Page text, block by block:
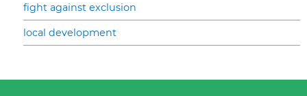
fight against exclusion
local development